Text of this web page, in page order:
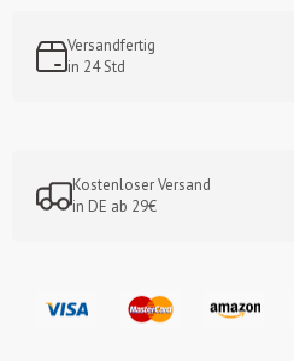
Versandfertig
in 24 Std
Kostenloser Versand
in DE ab 29€